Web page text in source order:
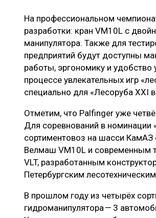
ЛОГИСТИКА
ПРОИЗВОДСТВО ДРЕВЕСНЫХ
ЦБП
На профессиональном
разработки: кран VM10L с
манипулятора. Также для
предприятий будут доступны
работы, эргономику и
процессе увлекательных игр
специально для «Лесоруба XXI
Отметим, что Palfinger уже
Для соревнований в номинации
сортиментовоз на шасси
Велмаш VM10L и современным
VLT, разработанным
Петербургским
В прошлом году из четырёх
гидроманипулятора — 3